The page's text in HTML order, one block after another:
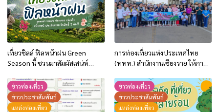
เที่ยวชิลล์ ฟิลหน้าฝน Green
Season นี้ ชวนมาสัมผัสเสน่ห์
รับสิทธิพิเศษ 2 ต่อ!!
การท่องเที่ยวแห่งประเทศไทย
(ททท.) สำนักงานเชียงราย ให้การ
จากจีน เดินทางท่องเที่ยวเชื่อมโยง
ทั่วไทย ผ่านด่านเชียงของ
จ.เชียงราย ระหว่างวันที่ 21 พ.ค.-5
ข่าวท่องเที่ยว
ข่าวประชาสัมพันธ์
แหล่งท่องเที่ยว
ข่าวท่องเที่ยว
ข่าวประชาสัมพันธ์
แหล่งท่องเที่ยว